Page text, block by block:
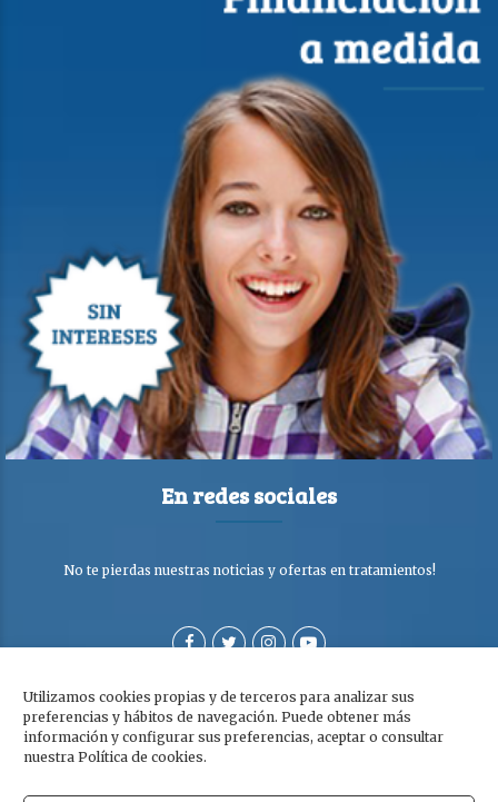
Utilizamos cookies propias y de terceros para analizar sus
preferencias y hábitos de navegación. Puede obtener más
información y configurar sus preferencias, aceptar o consultar
nuestra Política de cookies.
En redes sociales
No te pierdas nuestras noticias y ofertas en tratamientos!